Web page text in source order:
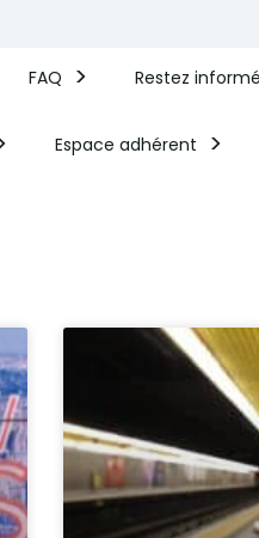
FAQ Restez
Espace adhérent